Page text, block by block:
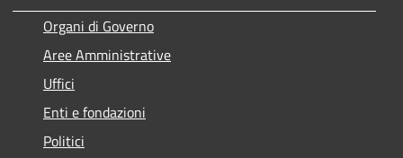
Organi di Governo
Aree Amministrative
Uffici
Enti e fondazioni
Politici